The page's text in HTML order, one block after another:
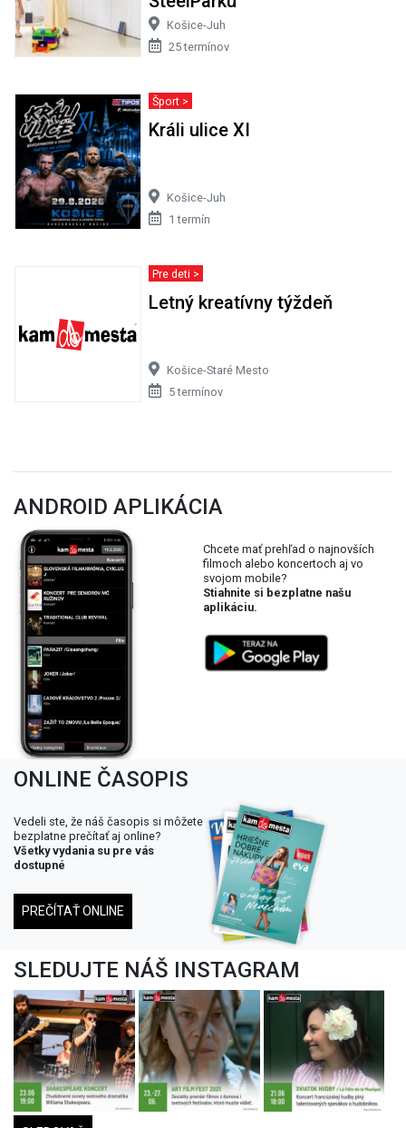
Košice-Juh
25 termínov
Šport >
Králi ulice XI
Košice-Juh
1 termín
Pre deti >
Letný kreatívny týždeň
Košice-Staré Mesto
5 termínov
ANDROID APLIKÁCIA
Chcete mať prehľad o najnovších
filmoch alebo koncertoch aj vo
svojom mobile?
Stiahnite si bezplatne našu
aplikáciu.
ONLINE ČASOPIS
Vedeli ste, že náš časopis si môžete
bezplatne prečítať aj online?
Všetky vydania su pre vás
dostupné
PREČÍTAŤ ONLINE
SLEDUJTE NÁŠ INSTAGRAM